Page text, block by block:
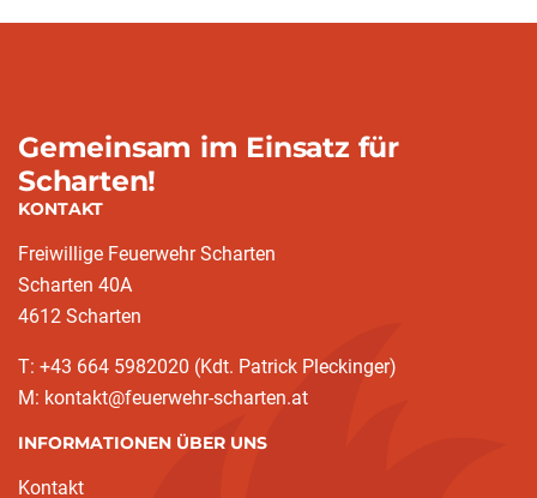
Gemeinsam im Einsatz für
Scharten!
KONTAKT
Freiwillige Feuerwehr Scharten
Scharten 40A
4612 Scharten
T: +43 664 5982020 (Kdt. Patrick Pleckinger)
M: kontakt@feuerwehr-scharten.at
INFORMATIONEN ÜBER UNS
Kontakt